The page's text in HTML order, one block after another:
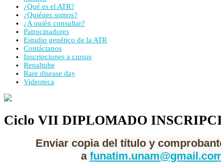
¿Qué es el ATR?
¿Quiénes somos?
¿A quién consultar?
Patrocinadores
Estudio genético de la ATR
Contáctanos
Inscripciones a cursos
Renaltube
Rare disease day
Videoteca
Ciclo VII DIPLOMADO
Enviar copia del título y
a